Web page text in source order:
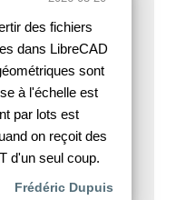
des fichiers
dans LibreCAD
sont
à l'échelle est
par lots est
on reçoit des
d'un seul coup.
Frédéric Dupuis